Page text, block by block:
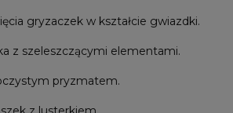
gryzaczek w kształcie gwiazdki.
z szeleszczącymi elementami.
pryzmatem.